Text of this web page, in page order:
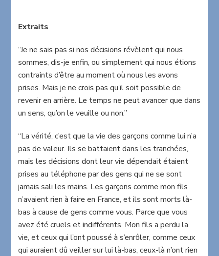
Extraits
“Je ne sais pas si nos décisions révèlent qui nous
sommes, dis-je enfin, ou simplement qui nous étions
contraints d’être au moment où nous les avons
prises. Mais je ne crois pas qu’il soit possible de
revenir en arrière. Le temps ne peut avancer que dans
un sens, qu’on le veuille ou non.”
“La vérité, c’est que la vie des garçons comme lui n’a
pas de valeur. Ils se battaient dans les tranchées,
mais les décisions dont leur vie dépendait étaient
prises au téléphone par des gens qui ne se sont
jamais sali les mains. Les garçons comme mon fils
n’avaient rien à faire en France, et ils sont morts là-
bas à cause de gens comme vous. Parce que vous
avez été cruels et indifférents. Mon fils a perdu la
vie, et ceux qui l’ont poussé à s’enrôler, comme ceux
qui auraient dû veiller sur lui là-bas, ceux-là n’ont rien